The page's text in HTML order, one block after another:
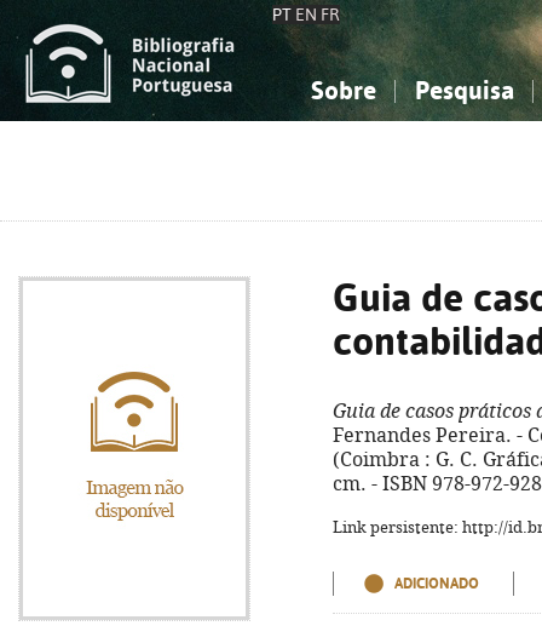
PT EN FR
Sobre Pesquisa
Guia de
Guia de casos práticos
Fernandes Pereira. -
(Coimbra : G. C.
cm. - ISBN 978-972-
Link persistente: http://
ADICIONADO